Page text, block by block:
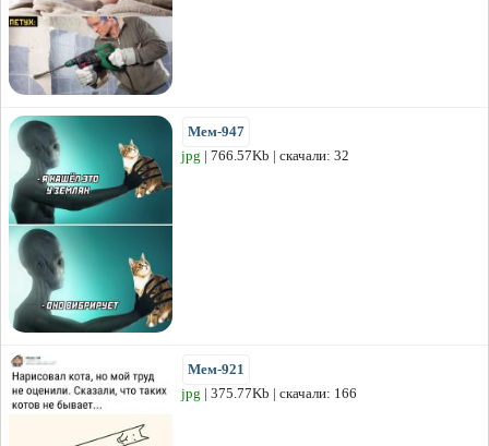
Мем-947
jpg | 766.57Kb | скачали: 32
Мем-921
jpg | 375.77Kb | скачали: 166